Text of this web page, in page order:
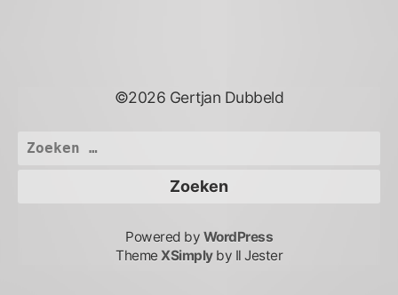
©2026 Gertjan Dubbeld
Zoeken
Powered by WordPress
Theme XSimplyby Il Jester